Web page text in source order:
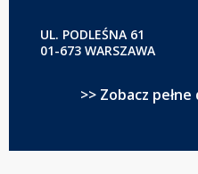
UL. PODLEŚNA 61
01-673 WARSZAWA
>> Zobacz